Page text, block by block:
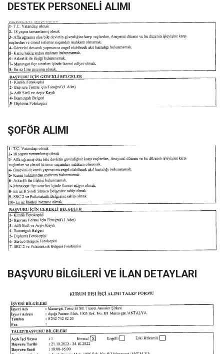
DESTEK PERSONELİ ALIMI
ŞOFÖR ALIMI
BAŞVURU BİLGİLERİ VE İLAN DETAYLARI